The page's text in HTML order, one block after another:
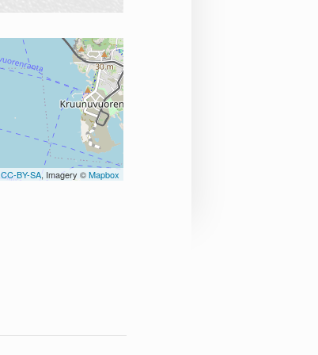
CC-BY-SA, Imagery ©Mapbox